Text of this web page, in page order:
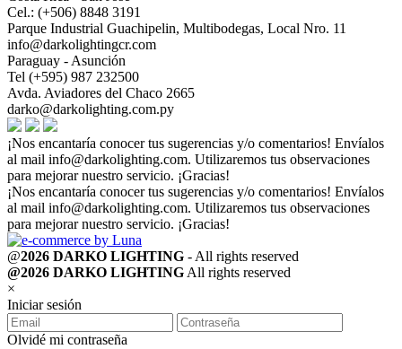
Cel.: (+506) 8848 3191
Parque Industrial Guachipelin, Multibodegas, Local Nro. 11
info@darkolightingcr.com
Paraguay - Asunción
Tel (+595) 987 232500
Avda. Aviadores del Chaco 2665
darko@darkolighting.com.py
¡Nos encantaría conocer tus sugerencias y/o comentarios! Envíalos
al mail info@darkolighting.com. Utilizaremos tus observaciones
para mejorar nuestro servicio. ¡Gracias!
¡Nos encantaría conocer tus sugerencias y/o comentarios! Envíalos
al mail info@darkolighting.com. Utilizaremos tus observaciones
para mejorar nuestro servicio. ¡Gracias!
@2026 DARKO LIGHTING - All rights reserved
@2026 DARKO LIGHTING All rights reserved
×
Iniciar sesión
Olvidé mi contraseña